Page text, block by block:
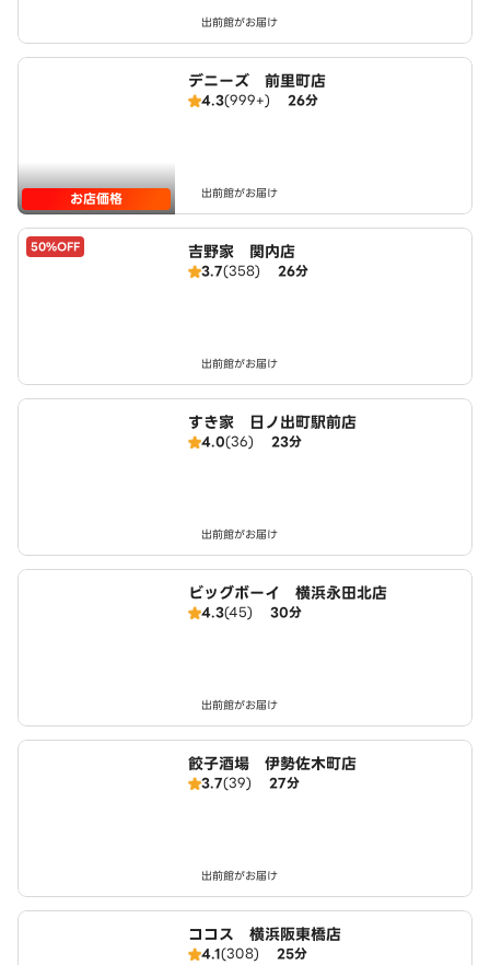
出前館がお届け
お店価格
デニーズ 前里町店
4.3(999+) 26分
出前館がお届け
50%OFF 吉野家 関内店
3.7(358) 26分
出前館がお届け
すき家 日ノ出町駅前店
4.0(36) 23分
出前館がお届け
ビッグボーイ 横浜永田北店
4.3(45) 30分
出前館がお届け
餃子酒場 伊勢佐木町店
3.7(39) 27分
出前館がお届け
ココス 横浜阪東橋店
4.1(308) 25分